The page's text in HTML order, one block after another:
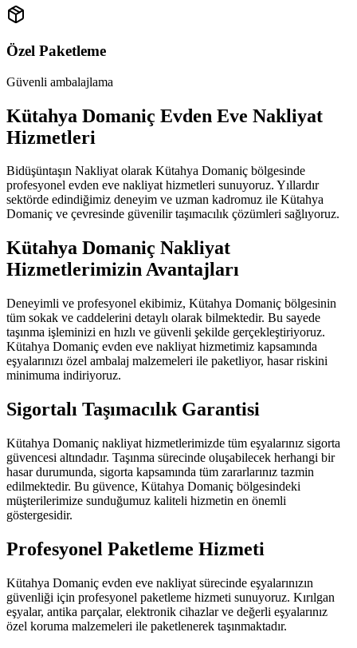
Özel Paketleme
Güvenli ambalajlama
Kütahya Domaniç Evden Eve Nakliyat
Hizmetleri
Bidüşüntaşın Nakliyat olarak Kütahya Domaniç bölgesinde
profesyonel evden eve nakliyat hizmetleri sunuyoruz. Yıllardır
sektörde edindiğimiz deneyim ve uzman kadromuz ile Kütahya
Domaniç ve çevresinde güvenilir taşımacılık çözümleri sağlıyoruz.
Kütahya Domaniç Nakliyat
Hizmetlerimizin Avantajları
Deneyimli ve profesyonel ekibimiz, Kütahya Domaniç bölgesinin
tüm sokak ve caddelerini detaylı olarak bilmektedir. Bu sayede
taşınma işleminizi en hızlı ve güvenli şekilde gerçekleştiriyoruz.
Kütahya Domaniç evden eve nakliyat hizmetimiz kapsamında
eşyalarınızı özel ambalaj malzemeleri ile paketliyor, hasar riskini
minimuma indiriyoruz.
Sigortalı Taşımacılık Garantisi
Kütahya Domaniç nakliyat hizmetlerimizde tüm eşyalarınız sigorta
güvencesi altındadır. Taşınma sürecinde oluşabilecek herhangi bir
hasar durumunda, sigorta kapsamında tüm zararlarınız tazmin
edilmektedir. Bu güvence, Kütahya Domaniç bölgesindeki
müşterilerimize sunduğumuz kaliteli hizmetin en önemli
göstergesidir.
Profesyonel Paketleme Hizmeti
Kütahya Domaniç evden eve nakliyat sürecinde eşyalarınızın
güvenliği için profesyonel paketleme hizmeti sunuyoruz. Kırılgan
eşyalar, antika parçalar, elektronik cihazlar ve değerli eşyalarınız
özel koruma malzemeleri ile paketlenerek taşınmaktadır.